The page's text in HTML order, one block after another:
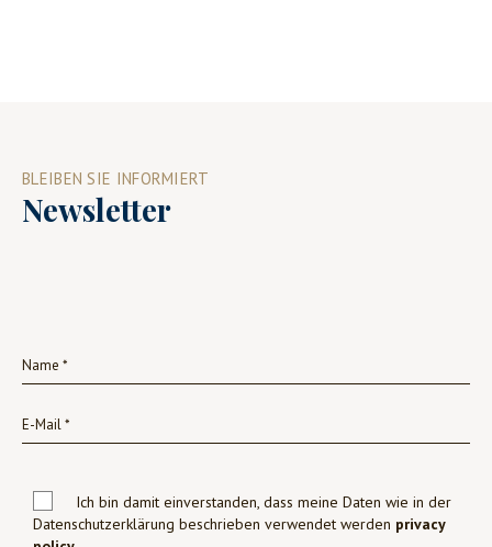
BLEIBEN SIE INFORMIERT
Newsletter
Ich bin damit einverstanden, dass meine Daten wie in der
Datenschutzerklärung beschrieben verwendet werden privacy